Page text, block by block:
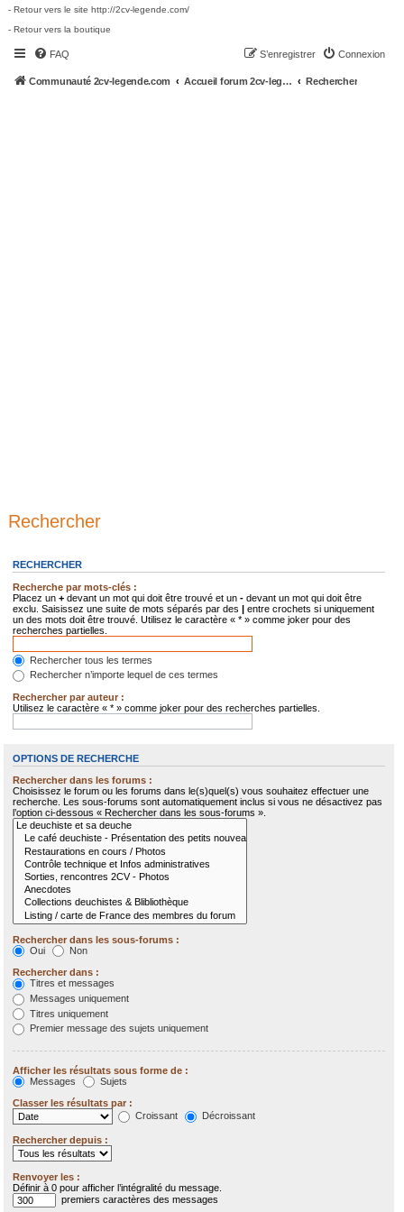
- Retour vers le site http://2cv-legende.com/
- Retour vers la boutique
FAQ Connexion
S’enregistrer
Communauté 2cv-legende.com Accueil forum 2cv-legende.com Rechercher
Rechercher
RECHERCHER
Recherche par mots-clés :
Placez un + devant un mot qui doit être trouvé et un - devant un mot qui doit être
exclu. Saisissez une suite de mots séparés par des | entre crochets si uniquement
un des mots doit être trouvé. Utilisez le caractère « * » comme joker pour des
recherches partielles.
Rechercher tous les termes
Rechercher n’importe lequel de ces termes
Rechercher par auteur :
Utilisez le caractère « * » comme joker pour des recherches partielles.
OPTIONS DE RECHERCHE
Rechercher dans les forums :
Choisissez le forum ou les forums dans le(s)quel(s) vous souhaitez effectuer une
recherche. Les sous-forums sont automatiquement inclus si vous ne désactivez pas
l’option ci-dessous « Rechercher dans les sous-forums ».
Rechercher dans les sous-forums :
Oui
Non
Rechercher dans :
Titres et messages
Messages uniquement
Titres uniquement
Premier message des sujets uniquement
Afficher les résultats sous forme de :
Messages
Sujets
Classer les résultats par :
Croissant
Décroissant
Rechercher depuis :
Renvoyer les :
Définir à 0 pour afficher l’intégralité du message.
premiers caractères des messages